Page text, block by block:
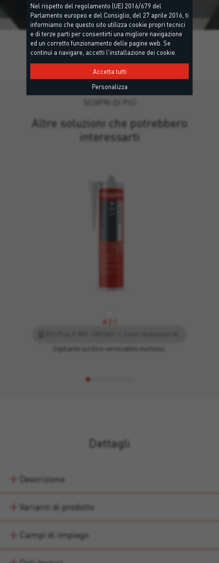
TERRAZZA E TETTO PIANO
Altre soluzioni che potrebbero
interessarti
A 2.1
Sigillante acrilico verniciabile multiuso.
Dettagli
Descrizione
Varianti di prodotto
Campi di impiego
Nel rispetto del regolamento (UE) 2016/679 del
Parlamento europeo e del Consiglio, del 27 aprile 2016, ti
informiamo che questo sito utilizza cookie propri tecnici
e di terze parti per consentirti una migliore navigazione
ed un corretto funzionamento delle pagine web. Se
continui a navigare, accetti l'installazione dei cookie.
Accetta tutti
Personalizza